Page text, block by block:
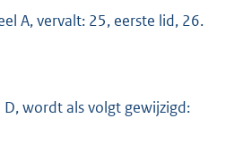
A, vervalt: 25, eerste lid, 26.
wordt als volgt gewijzigd: